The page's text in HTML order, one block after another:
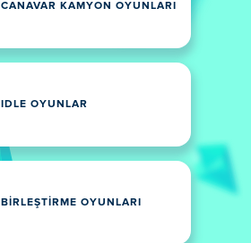
CANAVAR KAMYON OYUNLARI
IDLE OYUNLAR
BIRLEŞTIRME OYUNLARI